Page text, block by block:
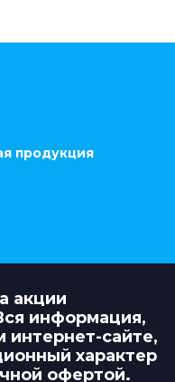
продукция
акции
Вся информация,
интернет-сайте,
характер
офертой.